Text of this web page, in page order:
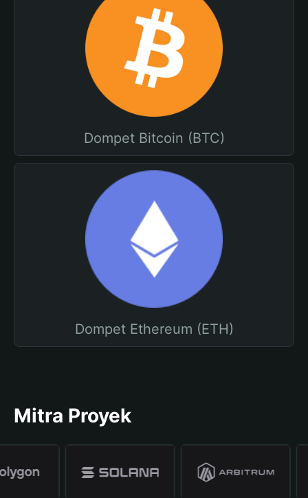
Dompet Bitcoin (BTC)
Dompet Ethereum (ETH)
Mitra Proyek